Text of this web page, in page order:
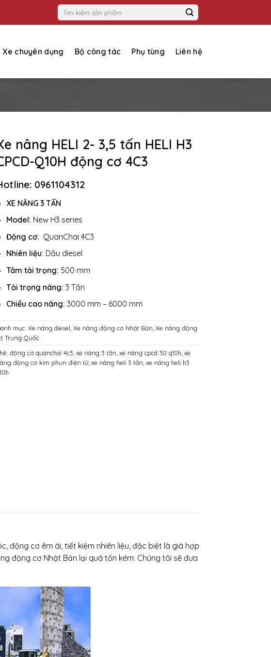
Tìm
kiếm:
Xe chuyên dụng Bộ công tác Phụ tùng Liên hệ
nâng HELI 2- 3,5 tấn HELI H3
Q10H động cơ 4C3
0961104312
XE NÂNG 3 TẤN
Model: New H3 series
Động cơ: QuanChai 4C3
Nhiên liệu: Dầu diesel
Tâm tải trọng: 500 mm
Tải trọng nâng: 3 Tấn
Chiều cao nâng: 3000 mm – 6000 mm
mục: Xe nâng diesel Xe nâng động cơ Nhật Bản Xe nâng động
Trung Quốc
động cơ quanchai 4c3 xe nâng 3 tấn xe nâng cpcd 30 q10h xe
động cơ kim phun điện tử, xe nâng heli 3 tấn xe nâng heli h3
động cơ êm ái, tiết kiệm nhiên liệu, đặc biệt là giá hợp
động cơ Nhật Bản lại quá tốn kém. Chúng tôi sẽ đưa